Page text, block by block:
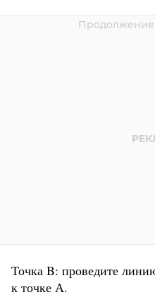
Точка B: проведите
к точке А.